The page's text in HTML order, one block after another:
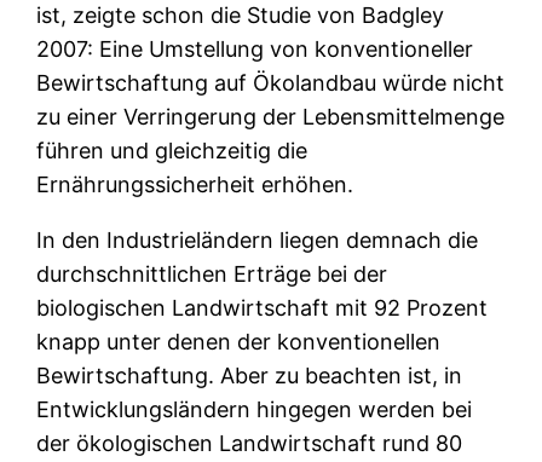
ist, zeigte schon die Studie von Badgley
2007: Eine Umstellung von konventioneller
Bewirtschaftung auf Ökolandbau würde nicht
zu einer Verringerung der Lebensmittelmenge
führen und gleichzeitig die
Ernährungssicherheit erhöhen.
In den Industrieländern liegen demnach die
durchschnittlichen Erträge bei der
biologischen Landwirtschaft mit 92 Prozent
knapp unter denen der konventionellen
Bewirtschaftung. Aber zu beachten ist, in
Entwicklungsländern hingegen werden bei
der ökologischen Landwirtschaft rund 80